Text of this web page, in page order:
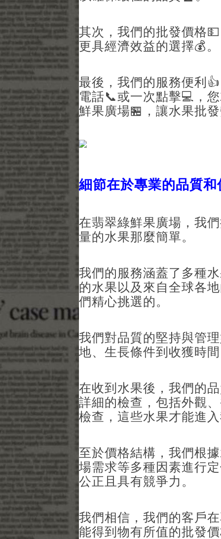
其次，我們的批發價格
更具經濟效益的選擇💰。
最後，我們的服務便利
電話📞或一次點擊💻，
鮮果廣場🏪，讓水果批
細節在於專業的品質和
在翡翠綠鮮果廣場，我
量的水果那麼簡單。
我們的服務涵蓋了多種
的水果以及來自全球各
們精心挑選的。
我們對品質的堅持與管
地、生長條件到收獲時
在收到水果後，我們的
詳細的檢查，包括外觀
檢查，這些水果才能進
至於價格結構，我們根
場需求等多種因素進行
公正且具有競爭力。
我們相信，我們的客戶
能得到物有所值的批發